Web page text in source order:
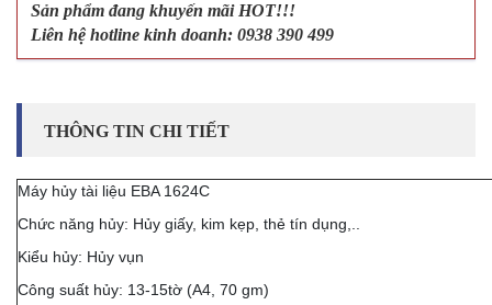
Sản phẩm đang khuyến mãi HOT!!!
Liên hệ hotline kinh doanh: 0938 390 499
THÔNG TIN CHI TIẾT
Máy hủy tài liệu EBA 1624C
Chức năng hủy: Hủy giấy, kim kẹp, thẻ tín dụng,..
Kiểu hủy: Hủy vụn
Công suất hủy: 13-15tờ (A4, 70 gm)